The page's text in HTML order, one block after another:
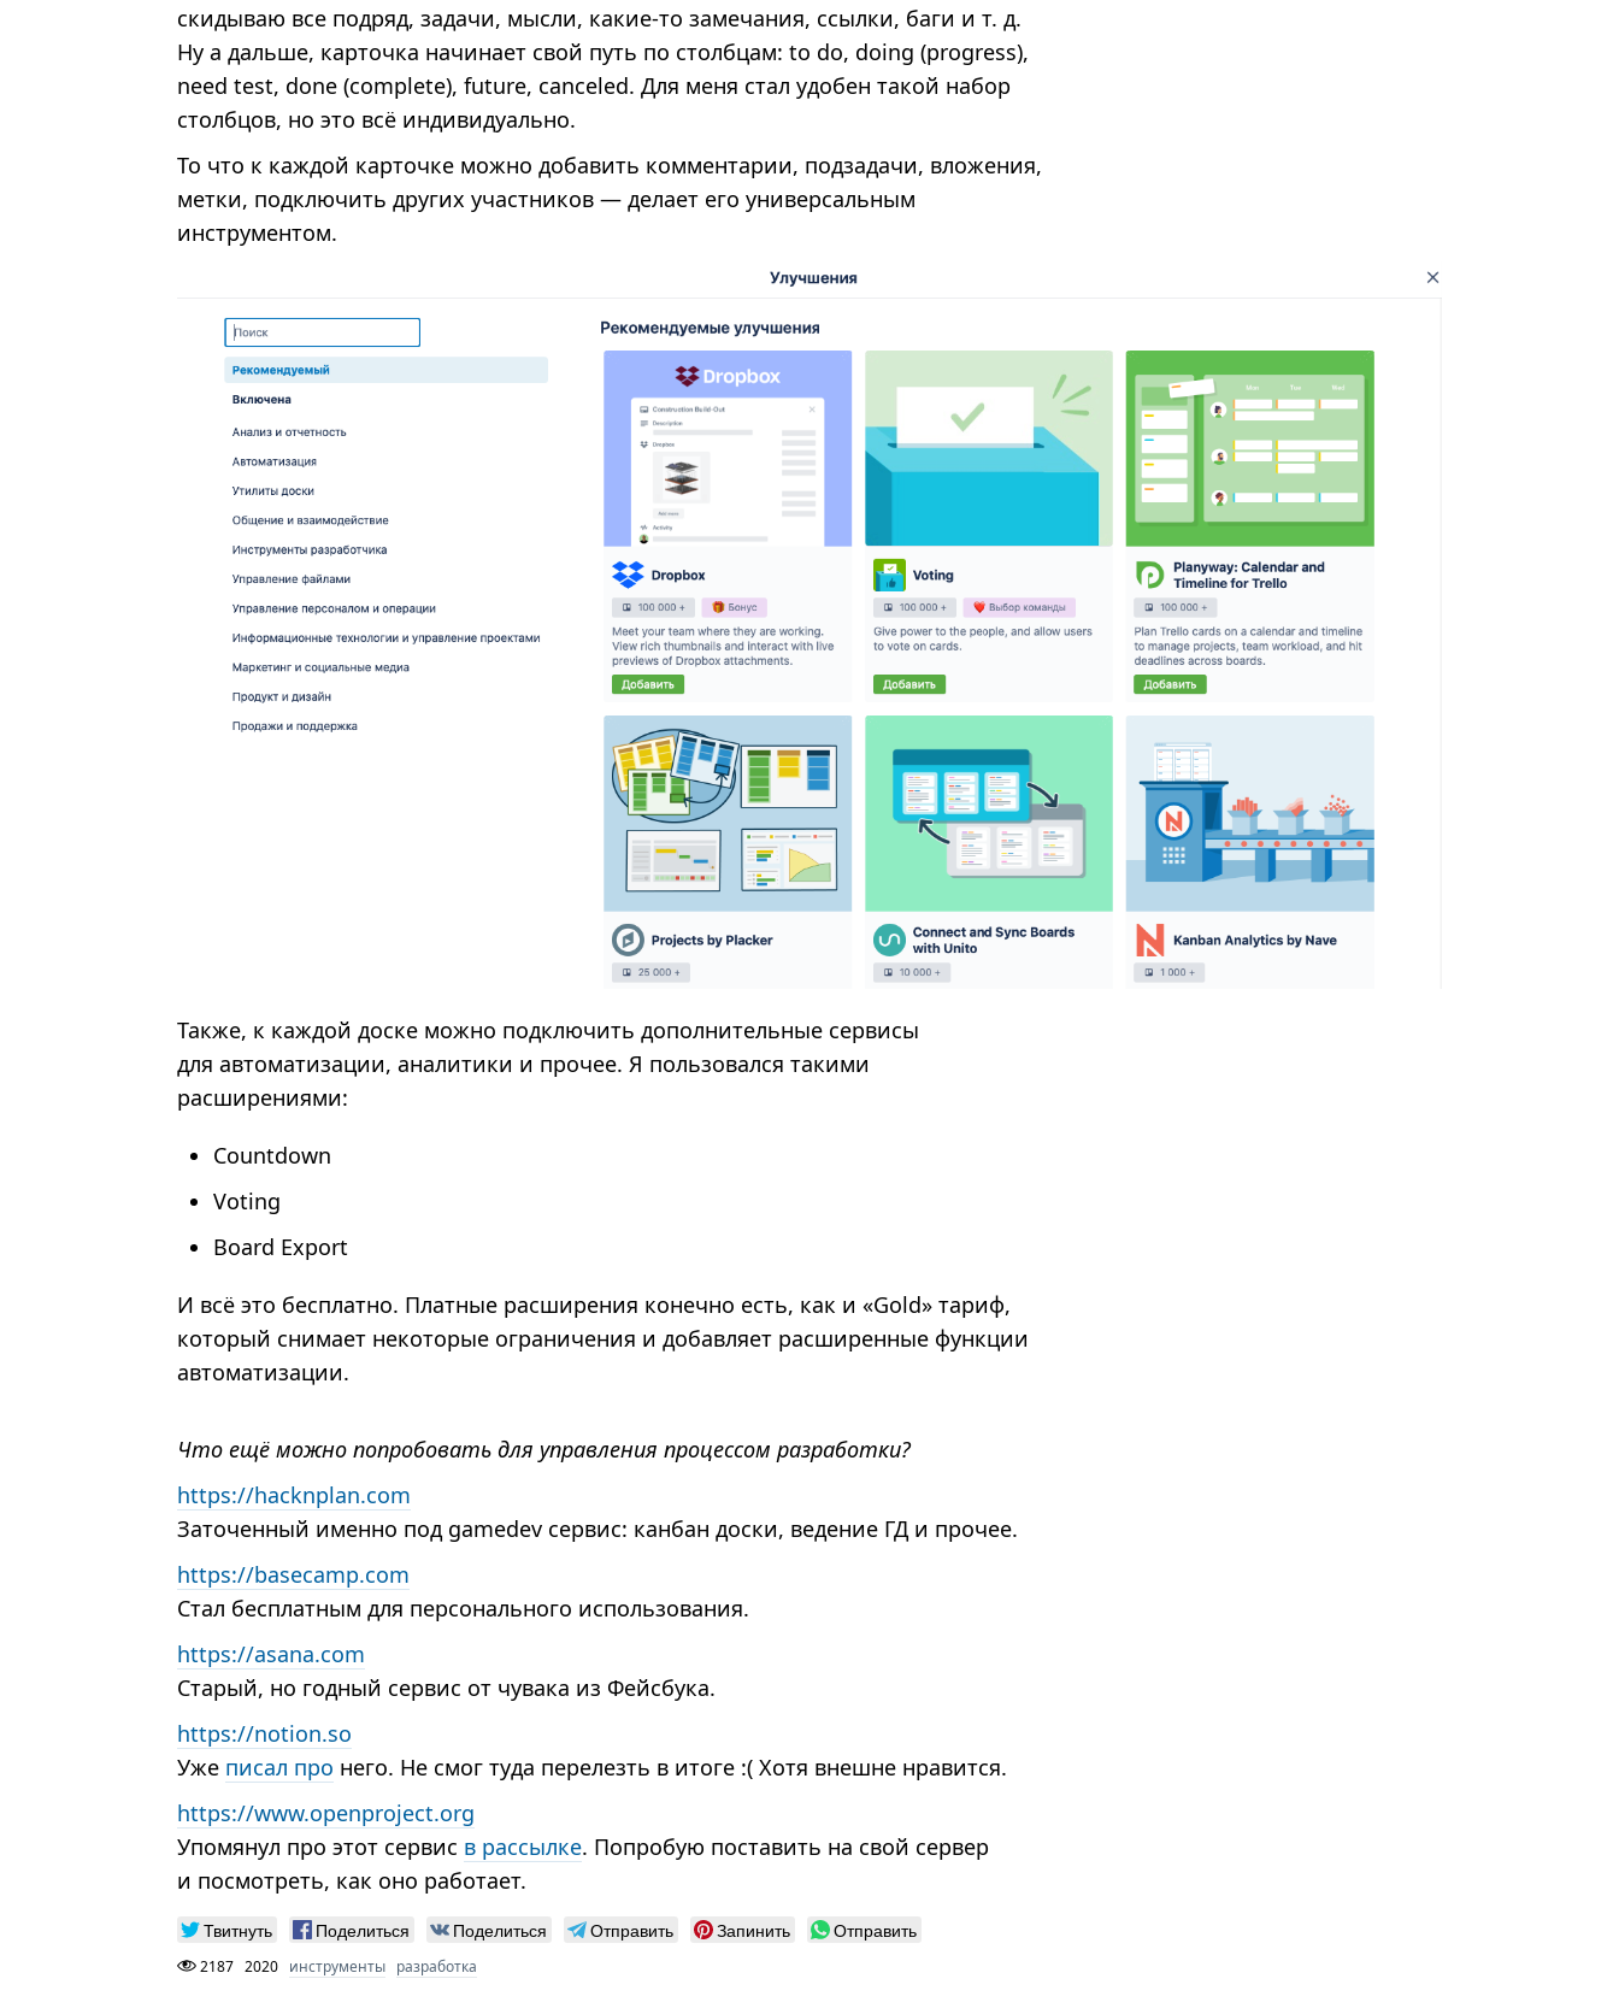
скидываю все подряд, задачи, мысли, какие-то замечания, ссылки, баги и т. д.
Ну а дальше, карточка начинает свой путь по столбцам: to do, doing (progress),
need test, done (complete), future, canceled. Для меня стал удобен такой набор
столбцов, но это всё индивидуально.
То что к каждой карточке можно добавить комментарии, подзадачи, вложения,
метки, подключить других участников — делает его универсальным
инструментом.
Также, к каждой доске можно подключить дополнительные сервисы
для автоматизации, аналитики и прочее. Я пользовался такими
расширениями:
Сountdown
Voting
Board Export
И всё это бесплатно. Платные расширения конечно есть, как и «Gold» тариф,
который снимает некоторые ограничения и добавляет расширенные функции
автоматизации.
Что ещё можно попробовать для управления процессом разработки?
https://hacknplan.com
Заточенный именно под gamedev сервис: канбан доски, ведение ГД и прочее.
https://basecamp.com
Стал бесплатным для персонального использования.
https://asana.com
Старый, но годный сервис от чувака из Фейсбука.
https://notion.so
Уже писал про него. Не смог туда перелезть в итоге :( Хотя внешне нравится.
https://www.openproject.org
Упомянул про этот сервис в рассылке. Попробую поставить на свой сервер
и посмотреть, как оно работает.
Твитнуть Поделиться Поделиться Отправить Запинить Отправить
2187 2020 инструменты разработка